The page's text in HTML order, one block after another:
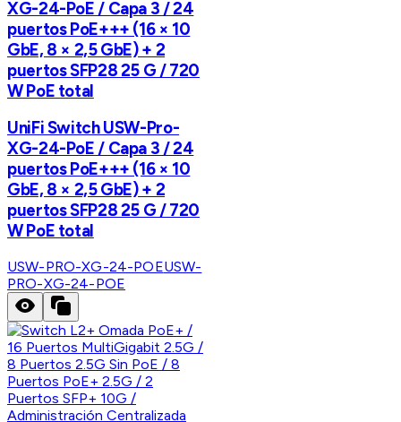
XG-24-PoE / Capa 3 / 24
puertos PoE+++ (16 × 10
GbE, 8 × 2,5 GbE) + 2
puertos SFP28 25 G / 720
W PoE total
UniFi Switch USW-Pro-
XG-24-PoE / Capa 3 / 24
puertos PoE+++ (16 × 10
GbE, 8 × 2,5 GbE) + 2
puertos SFP28 25 G / 720
W PoE total
USW-PRO-XG-24-POEUSW-
PRO-XG-24-POE